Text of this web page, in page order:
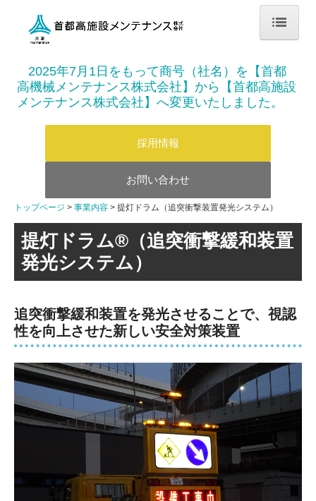
企業情報
Environment(環境)
Social(社会)
Governance(ガバナンス)
事業内容
首都高速道路事業
社会インフラサポート事業(民間・公共工事)
安全管理
採用情報
2025年7 月 1 日をもって商号（社名）を【首都
高機械メンテナンス株式会社】から【首都高施設
メンテナンス株式会社】へ変更いたしました。
採用情報
お問い合わせ
トップページ 事業内容 提灯ドラム（追突衝撃装置発光システム）
提灯ドラム®（追突衝撃緩和装置
発光システム）
追突衝撃緩和装置を発光させることで、視認
性を向上させた新しい安全対策装置